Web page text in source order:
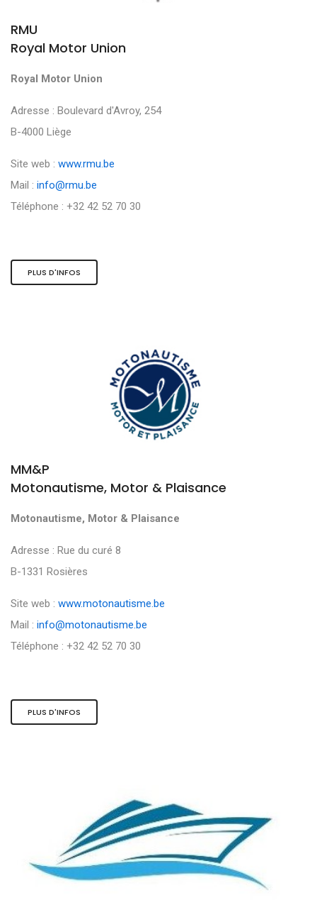
RMU
Royal Motor Union
Royal Motor Union
Adresse : Boulevard d'Avroy, 254
B-4000 Liège
Site web : www.rmu.be
Mail : info@rmu.be
Téléphone : +32 42 52 70 30
PLUS D'INFOS
MM&P
Motonautisme, Motor & Plaisance
Motonautisme, Motor & Plaisance
Adresse : Rue du curé 8
B-1331 Rosières
Site web : www.motonautisme.be
Mail : info@motonautisme.be
Téléphone : +32 42 52 70 30
PLUS D'INFOS